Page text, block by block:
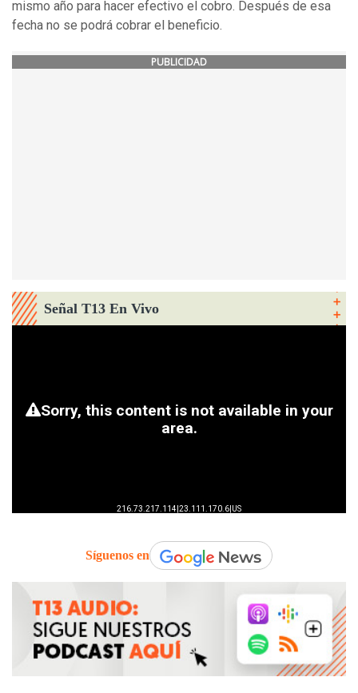
mismo año para hacer efectivo el cobro. Después de esa
fecha no se podrá cobrar el beneficio.
PUBLICIDAD
Señal T13 En Vivo
Síguenos en